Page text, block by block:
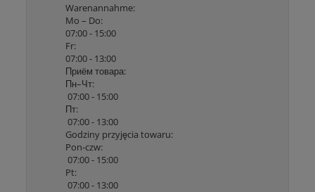
Warenannahme:
Mo – Do:
07:00 - 15:00
Fr:
07:00 - 13:00
Приём товара:
Пн–Чт:
07:00 - 15:00
Пт:
07:00 - 13:00
Godziny przyjęcia towaru:
Pon-czw:
07:00 - 15:00
Pt:
07:00 - 13:00